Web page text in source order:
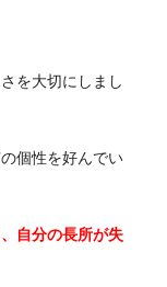
を大切にしまし
個性を好んでい
自分の長所が失